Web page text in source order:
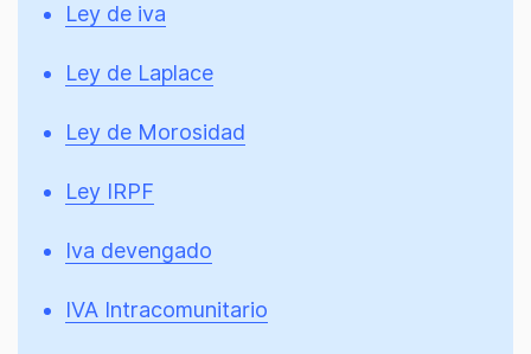
Ley de iva
Ley de Laplace
Ley de Morosidad
Ley IRPF
Iva devengado
IVA Intracomunitario